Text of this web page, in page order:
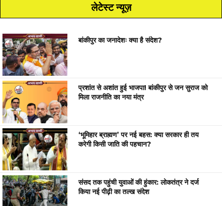
लेटेस्ट न्यूज़
बांकीपुर का जनादेशः क्या है संदेश?
प्रशांत से अशांत हुई भाजपा! बांकीपुर से जन सुराज को
मिला राजनीति का नया मंत्र
‘भूमिहार ब्राह्मण’ पर नई बहस: क्या सरकार ही तय
करेगी किसी जाति की पहचान?
संसद तक पहुंची युवाओं की हुंकार: लोकतंत्र ने दर्ज
किया नई पीढ़ी का तल्ख संदेश